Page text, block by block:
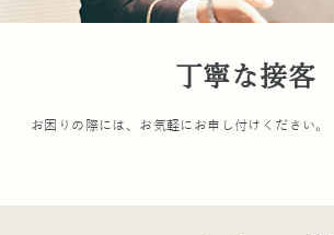
丁寧な接客
お困りの際には、お気軽にお申し付けください。